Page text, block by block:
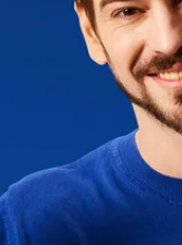
ou Mac pour
Find My et
2 ans.